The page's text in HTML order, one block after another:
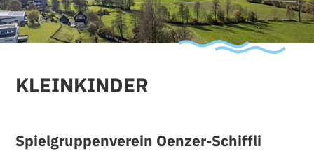
KLEINKINDER
Spielgruppenverein Oenzer-Schiffli